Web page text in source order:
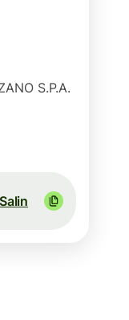
S.P.A.
Salin